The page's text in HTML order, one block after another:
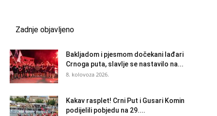
Zadnje objavljeno
Bakljadom i pjesmom dočekani lađari
Crnoga puta, slavlje se nastavilo na...
8. kolovoza 2026.
Kakav rasplet! Crni Put i Gusari Komin
podijelili pobjedu na 29....